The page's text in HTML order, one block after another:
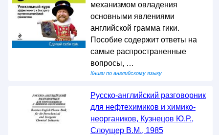
механизмом овладения
основными явлениями
английской грамма гики.
Пособие содержит ответы на
самые распространенные
вопросы, …
Книги по английскому языку
Русско-английский разговорник
для нефтехимиков и химико-
неоргаников, Кузнецов Ю.Р.,
Слоущер В.М., 1985